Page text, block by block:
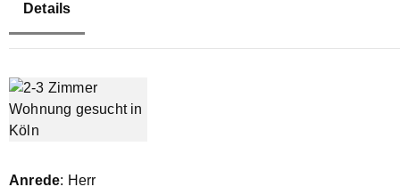
Details
Anrede: Herr